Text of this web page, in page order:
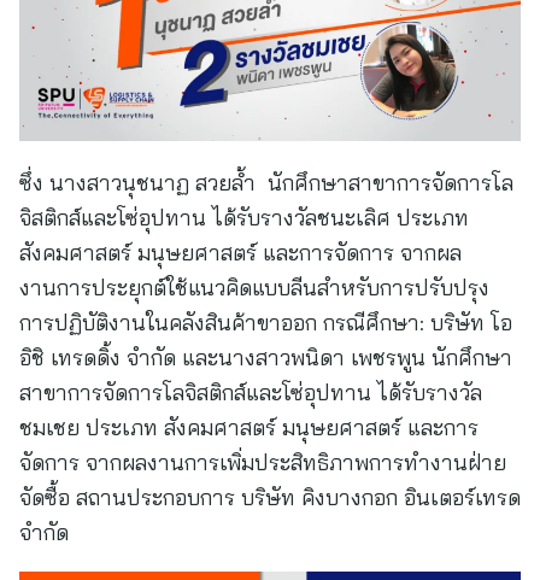
ซึ่ง นางสาวนุชนาฏ สวยล้ำ นักศึกษาสาขาการจัดการโล
จิสติกส์และโซ่อุปทาน ได้รับรางวัลชนะเลิศ ประเภท
สังคมศาสตร์ มนุษยศาสตร์ และการจัดการ จากผล
งานการประยุกต์ใช้แนวคิดแบบลีนสำหรับการปรับปรุง
การปฏิบัติงานในคลังสินค้าขาออก กรณีศึกษา: บริษัท โอ
อิชิ เทรดดิ้ง จำกัด และนางสาวพนิดา เพชรพูน นักศึกษา
สาขาการจัดการโลจิสติกส์และโซ่อุปทาน ได้รับรางวัล
ชมเชย ประเภท สังคมศาสตร์ มนุษยศาสตร์ และการ
จัดการ จากผลงานการเพิ่มประสิทธิภาพการทำงานฝ่าย
จัดซื้อ สถานประกอบการ บริษัท คิงบางกอก อินเตอร์เทรด
จำกัด